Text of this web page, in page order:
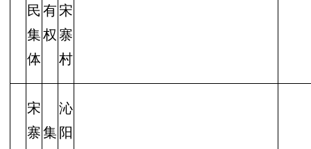
民
集
体
有
权
宋
寨
村
宋
寨集
沁
阳